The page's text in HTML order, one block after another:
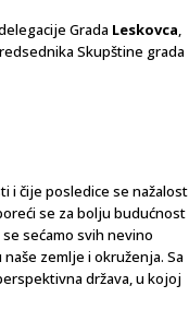
Grada Leskovca,
Skupštine grada
i čije posledice se nažalost
se za bolju budućnost
sećamo svih nevino
zemlje i okruženja. Sa
država, u kojoj